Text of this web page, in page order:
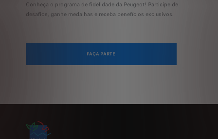
Conheça o programa de fidelidade da Peugeot! Participe de
desafios, ganhe medalhas e receba benefícios exclusivos.
FAÇA PARTE